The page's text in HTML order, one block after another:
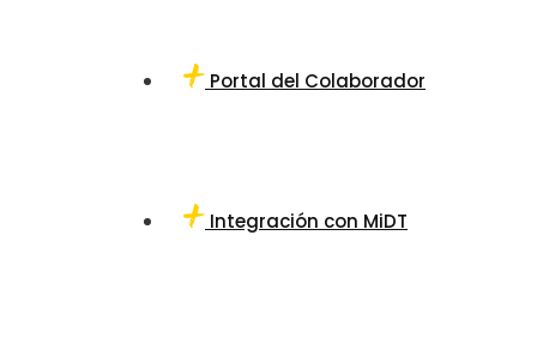
Portal del Colaborador
Integración con MiDT